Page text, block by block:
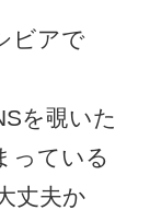
ビアで
を覗いた
っている
丈夫か